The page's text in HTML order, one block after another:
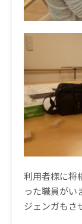
利用者様に将
った職員がい
ジェンガもさ